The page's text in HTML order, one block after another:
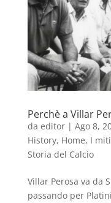
Perchè a Villar
da editor| Ago 8,
History, Home, I
Storia del Calcio
Villar Perosa va da
passando per